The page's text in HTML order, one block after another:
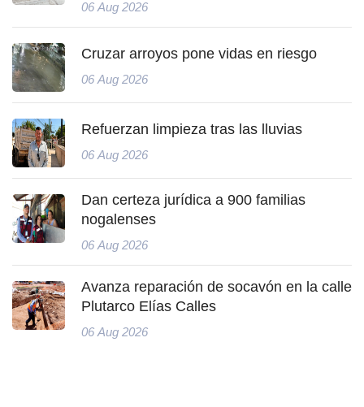
06 Aug 2026
Cruzar arroyos pone vidas en riesgo
06 Aug 2026
Refuerzan limpieza tras las lluvias
06 Aug 2026
Dan certeza jurídica a 900 familias
nogalenses
06 Aug 2026
Avanza reparación de socavón en la calle
Plutarco Elías Calles
06 Aug 2026